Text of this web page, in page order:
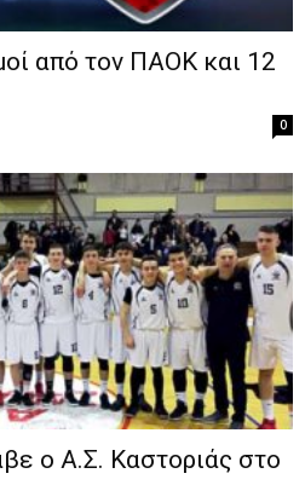
από τον ΠΑΟΚ και 12
0
ο Α.Σ. Καστοριάς στο